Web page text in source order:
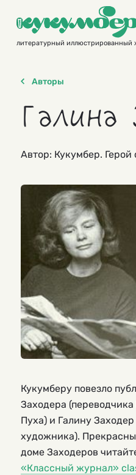
contentлитературный иллюстрированный
Авторы
Галина
Автор: Кукумбер. Герой
Кукумберу повезло
Заходера
Пуха) и Галину
художника).
доме Заходеров
«Классный журнал»